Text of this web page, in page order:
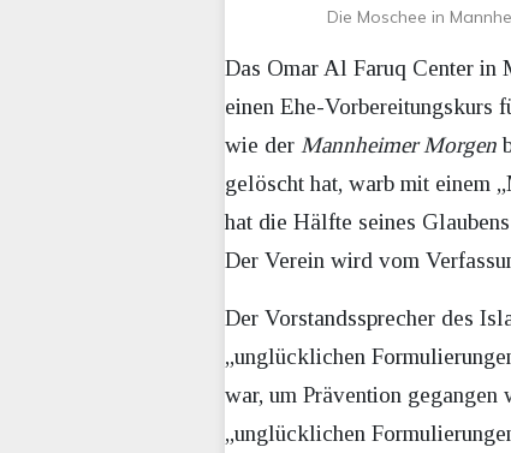
Die Moschee in
Das Omar Al Faruq Center in
einen Ehe-Vorbereitungskurs
wie der Mannheimer Morgen
gelöscht hat, warb mit einem
hat die Hälfte seines
Der Verein wird vom
Der Vorstandssprecher des
„unglücklichen
war, um Prävention
„unglücklichen